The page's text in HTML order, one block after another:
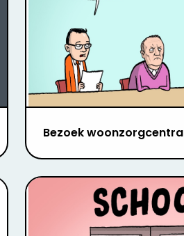
Bezoek woonzorgcentra